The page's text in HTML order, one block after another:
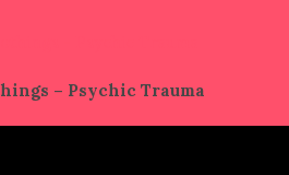
– Psychic Trauma